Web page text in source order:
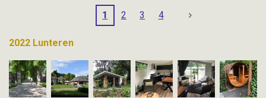
1 2 3 4
2022 Lunteren